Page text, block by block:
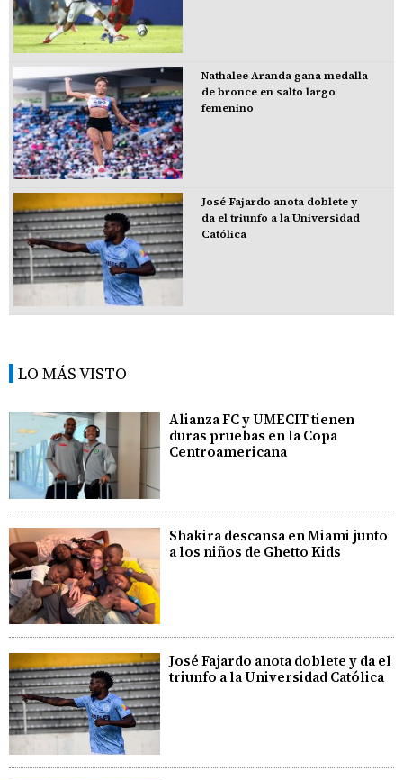
Nathalee Aranda gana medalla
de bronce en salto largo
femenino
José Fajardo anota doblete y
da el triunfo a la Universidad
Católica
LO MÁS VISTO
Alianza FC y UMECIT tienen
duras pruebas en la Copa
Centroamericana
Shakira descansa en Miami junto
a los niños de Ghetto Kids
José Fajardo anota doblete y da el
triunfo a la Universidad Católica